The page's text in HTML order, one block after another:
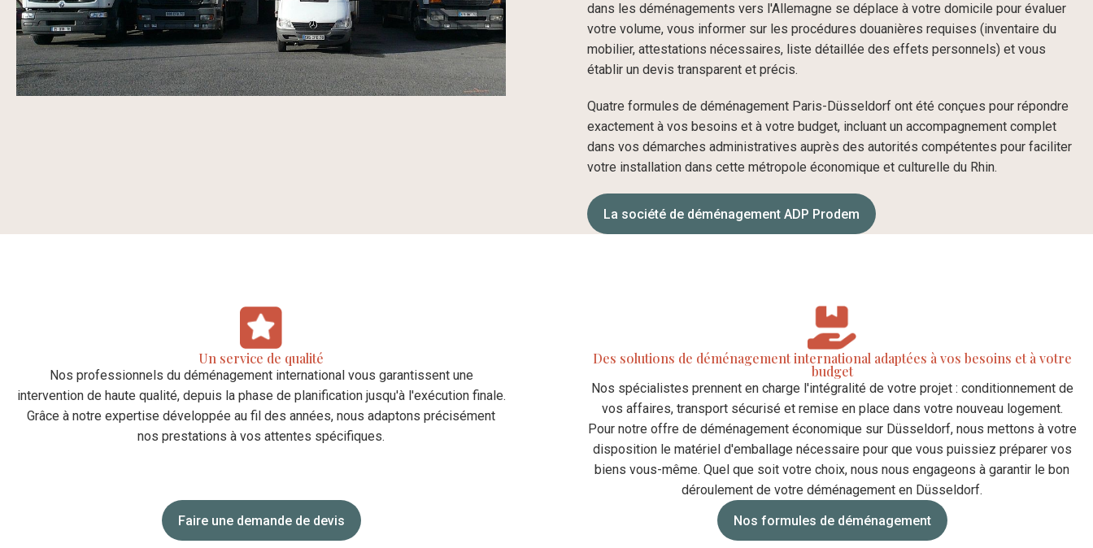
dans les déménagements vers l'Allemagne se déplace à votre domicile pour évaluer
votre volume, vous informer sur les procédures douanières requises (inventaire du
mobilier, attestations nécessaires, liste détaillée des effets personnels) et vous
établir un devis transparent et précis.
Quatre formules de déménagement Paris-Düsseldorf ont été conçues pour répondre
exactement à vos besoins et à votre budget, incluant un accompagnement complet
dans vos démarches administratives auprès des autorités compétentes pour faciliter
votre installation dans cette métropole économique et culturelle du Rhin.
La société de déménagement ADP Prodem
Un service de qualité
Nos professionnels du déménagement international vous garantissent une
intervention de haute qualité, depuis la phase de planification jusqu'à l'exécution finale.
Grâce à notre expertise développée au fil des années, nous adaptons précisément
nos prestations à vos attentes spécifiques.
Faire une demande de devis
Des solutions de déménagement international adaptées à vos besoins et à votre
budget
Nos spécialistes prennent en charge l'intégralité de votre projet : conditionnement de
vos affaires, transport sécurisé et remise en place dans votre nouveau logement.
Pour notre offre de déménagement économique sur Düsseldorf, nous mettons à votre
disposition le matériel d'emballage nécessaire pour que vous puissiez préparer vos
biens vous-même. Quel que soit votre choix, nous nous engageons à garantir le bon
déroulement de votre déménagement en Düsseldorf.
Nos formules de déménagement